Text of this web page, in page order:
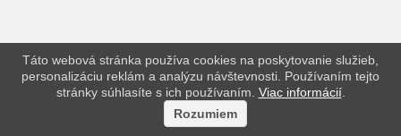
Táto webová stránka používa cookies na poskytovanie služieb,
personalizáciu reklám a analýzu návštevnosti. Používaním tejto
stránky súhlasíte s ich používaním. Viac informácií.
Rozumiem